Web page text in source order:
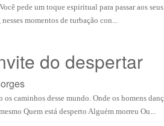
pede um toque espiritual para passar aos
nesses momentos de turbação con...
do despertar
os caminhos desse mundo. Onde os homens
Quem está desperto Alguém morreu Ou...